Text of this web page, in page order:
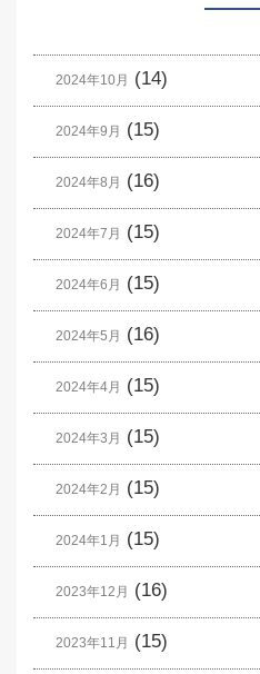
2024年10月 (14)
2024年9月 (15)
2024年8月 (16)
2024年7月 (15)
2024年6月 (15)
2024年5月 (16)
2024年4月 (15)
2024年3月 (15)
2024年2月 (15)
2024年1月 (15)
2023年12月 (16)
2023年11月 (15)